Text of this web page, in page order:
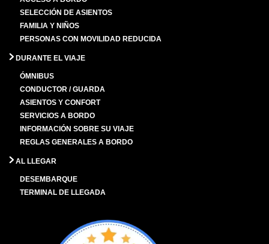
SELECCIÓN DE ASIENTOS
FAMILIA Y NIÑOS
PERSONAS CON MOVILIDAD REDUCIDA
DURANTE EL VIAJE
ÓMNIBUS
CONDUCTOR / GUARDA
ASIENTOS Y CONFORT
SERVICIOS A BORDO
INFORMACIÓN SOBRE SU VIAJE
REGLAS GENERALES A BORDO
AL LLEGAR
DESEMBARQUE
TERMINAL DE LLEGADA